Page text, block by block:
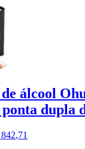
álcool
dupla
842,71